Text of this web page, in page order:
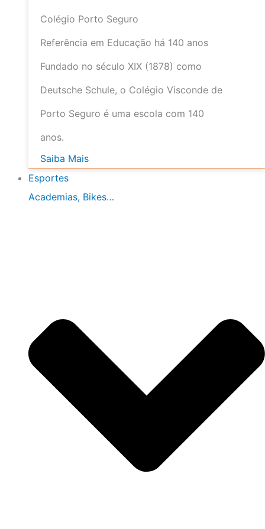
Colégio Porto Seguro
Referência em Educação há 140 anos
Fundado no século XIX (1878) como
Deutsche Schule, o Colégio Visconde de
Porto Seguro é uma escola com 140
anos.
Saiba Mais
Esportes
Academias, Bikes…